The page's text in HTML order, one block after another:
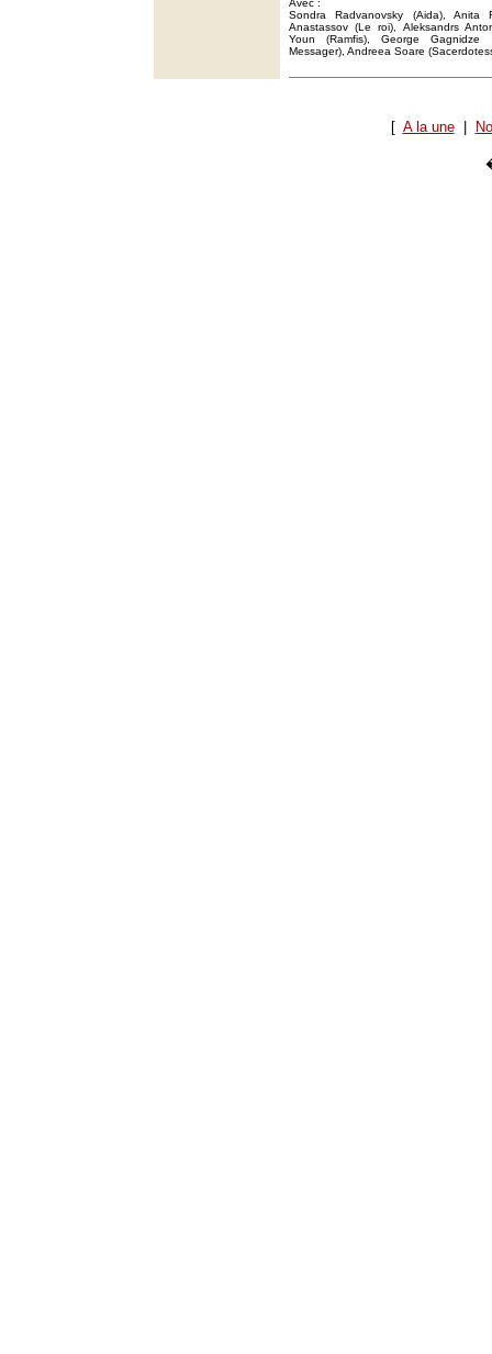
Avec :
Sondra Radvanovsky (Aida), Anita
Anastassov (Le roi), Aleksandrs
Youn (Ramfis), George
Messager), Andreea Soare
[ A la une|